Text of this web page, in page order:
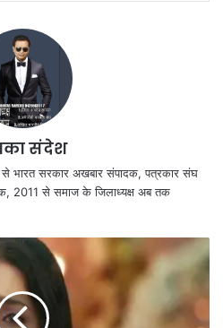
संदेश
भारत सरकार अखबार संपादक, पत्रकार संघ
2011 से समाज के जिलाध्यक्ष अब तक